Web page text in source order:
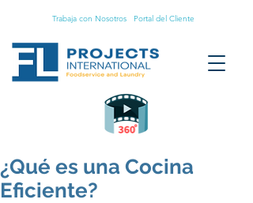
Trabaja con Nosotros Portal del Cliente
¿Qué es una Cocina
Eficiente?